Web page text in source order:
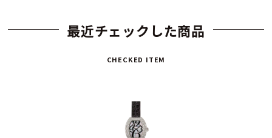
最近チェックした商品
CHECKED ITEM